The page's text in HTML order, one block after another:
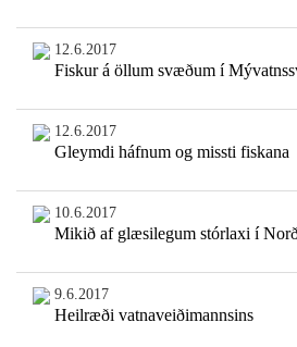
12.6.2017
Fiskur á öllum svæðum í
12.6.2017
Gleymdi háfnum og missti fiskana
10.6.2017
Mikið af glæsilegum stórlaxi í
9.6.2017
Heilræði vatnaveiðimannsins